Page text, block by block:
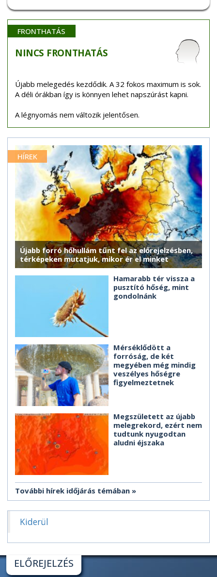
FRONTHATÁS
NINCS FRONTHATÁS
Újabb melegedés kezdődik. A 32 fokos maximum is sok.
A déli órákban így is könnyen lehet napszúrást kapni.
A légnyomás nem változik jelentősen.
HÍREK
Újabb forró hőhullám tűnt fel az előrejelzésben,
térképeken mutatjuk, mikor ér el minket
Hamarabb tér vissza a
pusztító hőség, mint
gondolnánk
Mérséklődött a
forróság, de két
megyében még mindig
veszélyes hőségre
figyelmeztetnek
Megszületett az újabb
melegrekord, ezért nem
tudtunk nyugodtan
aludni éjszaka
További hírek időjárás témában
Kiderül
ELŐREJELZÉS